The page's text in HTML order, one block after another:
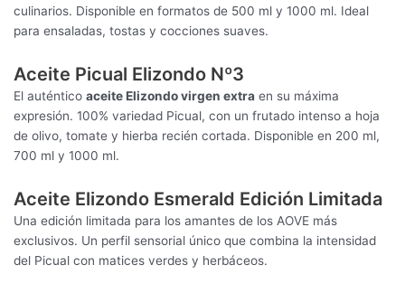
culinarios. Disponible en formatos de 500 ml y 1000 ml. Ideal
para ensaladas, tostas y cocciones suaves.
Aceite Picual Elizondo Nº3
El auténtico aceite Elizondo virgen extra en su máxima
expresión. 100% variedad Picual, con un frutado intenso a hoja
de olivo, tomate y hierba recién cortada. Disponible en 200 ml,
700 ml y 1000 ml.
Aceite Elizondo Esmerald Edición Limitada
Una edición limitada para los amantes de los AOVE más
exclusivos. Un perfil sensorial único que combina la intensidad
del Picual con matices verdes y herbáceos.